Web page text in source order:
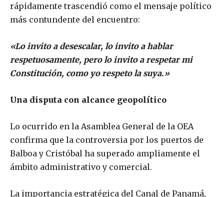
rápidamente trascendió como el mensaje político
más contundente del encuentro:
«Lo invito a desescalar, lo invito a hablar
respetuosamente, pero lo invito a respetar mi
Constitución, como yo respeto la suya.»
Una disputa con alcance geopolítico
Lo ocurrido en la Asamblea General de la OEA
confirma que la controversia por los puertos de
Balboa y Cristóbal ha superado ampliamente el
ámbito administrativo y comercial.
La importancia estratégica del Canal de Panamá,